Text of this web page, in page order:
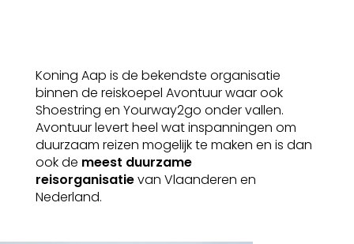
Koning Aap is de bekendste organisatie
binnen de reiskoepel Avontuur waar ook
Shoestring en Yourway2go onder vallen.
Avontuur levert heel wat inspanningen om
duurzaam reizen mogelijk te maken en is dan
ook de meest duurzame
reisorganisatievan Vlaanderen en
Nederland.